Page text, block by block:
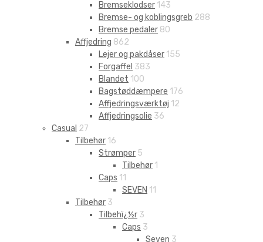
Bremseklodser 143
Bremse- og koblingsgreb 288
Bremse pedaler 80
Affjedring 862
Lejer og pakdåser 155
Forgaffel 383
Blandet 100
Bagstøddæmpere 176
Affjedringsværktøj 12
Affjedringsolie 36
Casual 27
Tilbehør 16
Strømper 5
Tilbehør 1
Caps 11
SEVEN 11
Tilbehør 3
Tilbehï¿½r 3
Caps 3
Seven 3